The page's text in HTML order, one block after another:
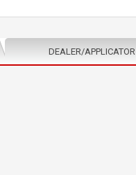
DEALER/APPLICATOR